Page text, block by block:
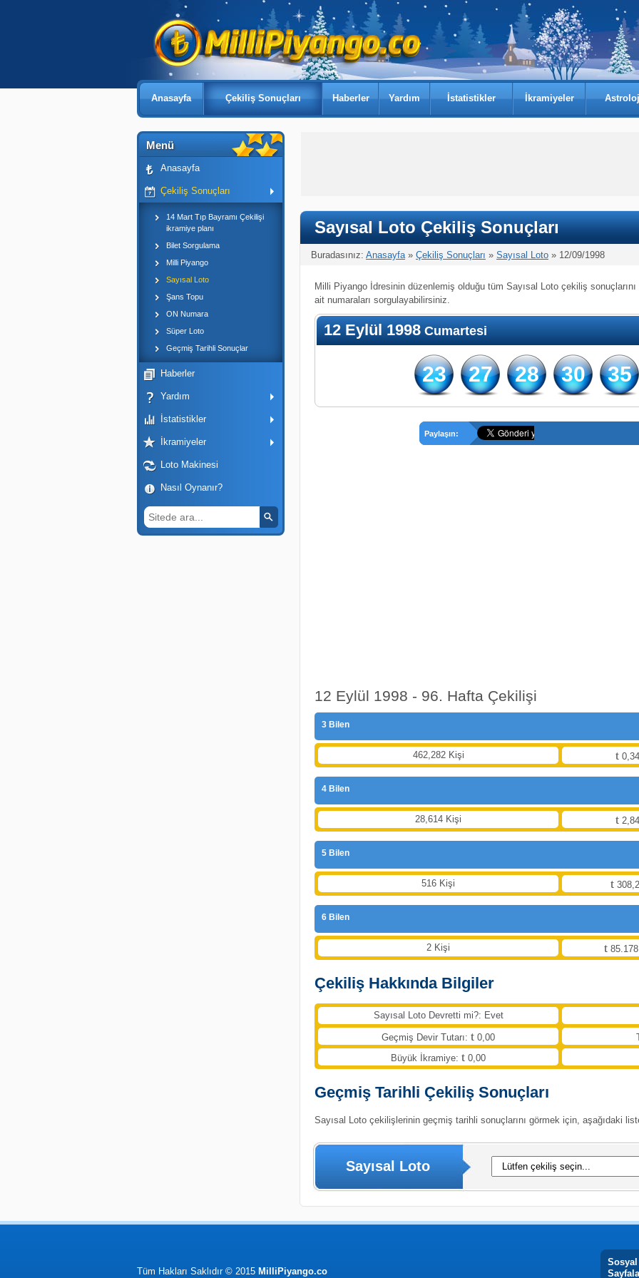
Anasayfa Çekiliş Sonuçları Haberler Yardım İstatistikler İkramiyeler
Menü
Anasayfa
Çekiliş Sonuçları
14 Mart Tıp Bayramı Çekilişi
ikramiye planı
Bilet Sorgulama
Milli Piyango
Sayısal Loto
Şans Topu
ON Numara
Süper Loto
Geçmiş Tarihli Sonuçlar
Haberler
Yardım
İstatistikler
İkramiyeler
Loto Makinesi
Nasıl Oynanır?
Sayısal Loto Çekiliş Sonuçları
Buradasınız: Anasayfa » Çekiliş Sonuçları » Sayısal Loto » 12/09/1998
Milli Piyango İdresinin düzenlemiş olduğu tüm Sayısal Loto çekiliş
ait numaraları sorgulayabilirsiniz.
12 Eylül 1998Cumartesi
23 27 28 30 35
Paylaşın:
12 Eylül 1998 - 96. Hafta Çekilişi
3 Bilen
462,282 Kişi
4 Bilen
28,614 Kişi
5 Bilen
516 Kişi
6 Bilen
2 Kişi
Çekiliş Hakkında Bilgiler
Sayısal Loto Devretti mi?: Evet
Geçmiş Devir Tutarı: 0,00
Büyük İkramiye:
0,00
Geçmiş Tarihli Çekiliş Sonuçları
Sayısal Loto çekilişlerinin geçmiş tarihli sonuçlarını görmek için, aşağıdaki
Sayısal Loto
Tüm Hakları Saklıdır © 2015 MilliPiyango.co